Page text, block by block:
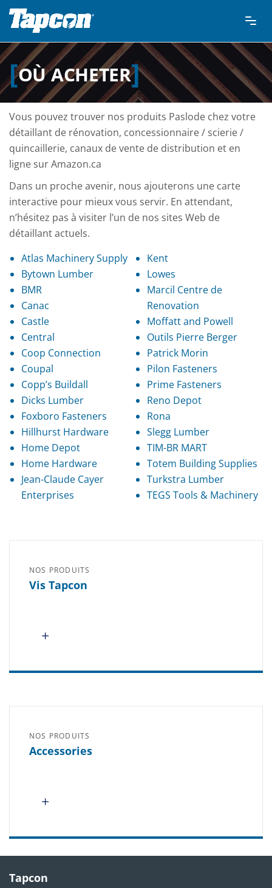
OÙ ACHETER
Vous pouvez trouver nos produits Paslode chez votre
détaillant de rénovation, concessionnaire / scierie /
quincaillerie, canaux de vente de distribution et en
ligne sur Amazon.ca
Dans un proche avenir, nous ajouterons une carte
interactive pour mieux vous servir. En attendant,
n’hésitez pas à visiter l’un de nos sites Web de
détaillant actuels.
Atlas Machinery Supply
Bytown Lumber
BMR
Canac
Castle
Central
Coop Connection
Coupal
Copp’s Buildall
Dicks Lumber
Foxboro Fasteners
Hillhurst Hardware
Home Depot
Home Hardware
Jean-Claude Cayer
Enterprises
Kent
Lowes
Marcil Centre de
Renovation
Moffatt and Powell
Outils Pierre Berger
Patrick Morin
Pilon Fasteners
Prime Fasteners
Reno Depot
Rona
Slegg Lumber
TIM-BR MART
Totem Building Supplies
Turkstra Lumber
TEGS Tools & Machinery
NOS PRODUITS
Vis Tapcon
NOS PRODUITS
Accessories
Tapcon